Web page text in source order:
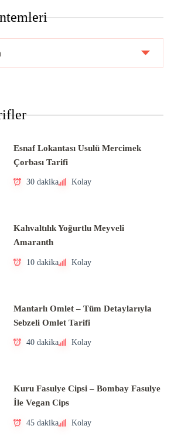
Esnaf Lokantası Usulü Mercimek
Çorbası Tarifi
30 dakika Kolay
Kahvaltılık Yoğurtlu Meyveli
Amaranth
10 dakika Kolay
Mantarlı Omlet – Tüm Detaylarıyla
Sebzeli Omlet Tarifi
40 dakika Kolay
Kuru Fasulye Cipsi – Bombay Fasulye
İle Vegan Cips
45 dakika Kolay